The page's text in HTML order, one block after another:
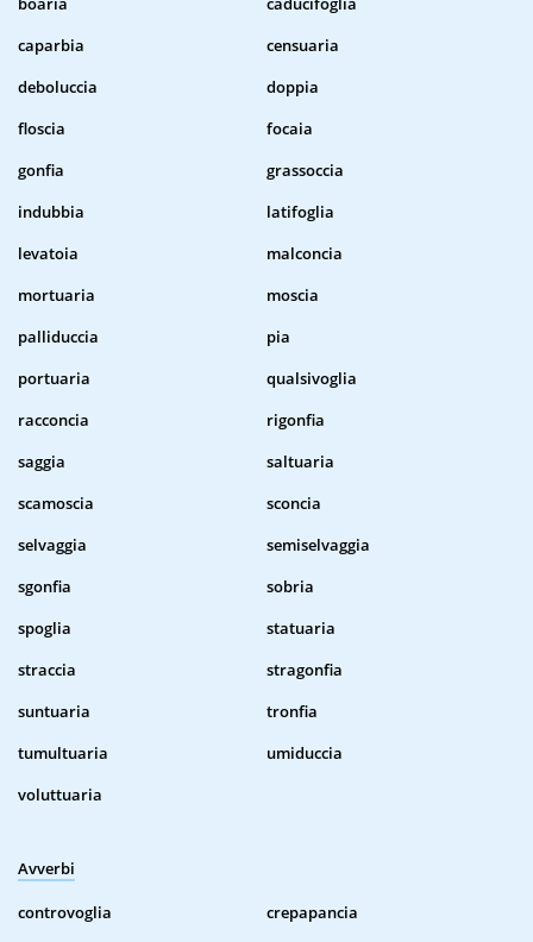
caparbia
censuaria
deboluccia
doppia
floscia
focaia
gonfia
grassoccia
indubbia
latifoglia
levatoia
malconcia
mortuaria
moscia
palliduccia
pia
portuaria
qualsivoglia
racconcia
rigonfia
saggia
saltuaria
scamoscia
sconcia
selvaggia
semiselvaggia
sgonfia
sobria
spoglia
statuaria
straccia
stragonfia
suntuaria
tronfia
tumultuaria
umiduccia
voluttuaria
Avverbi
controvoglia
crepapancia